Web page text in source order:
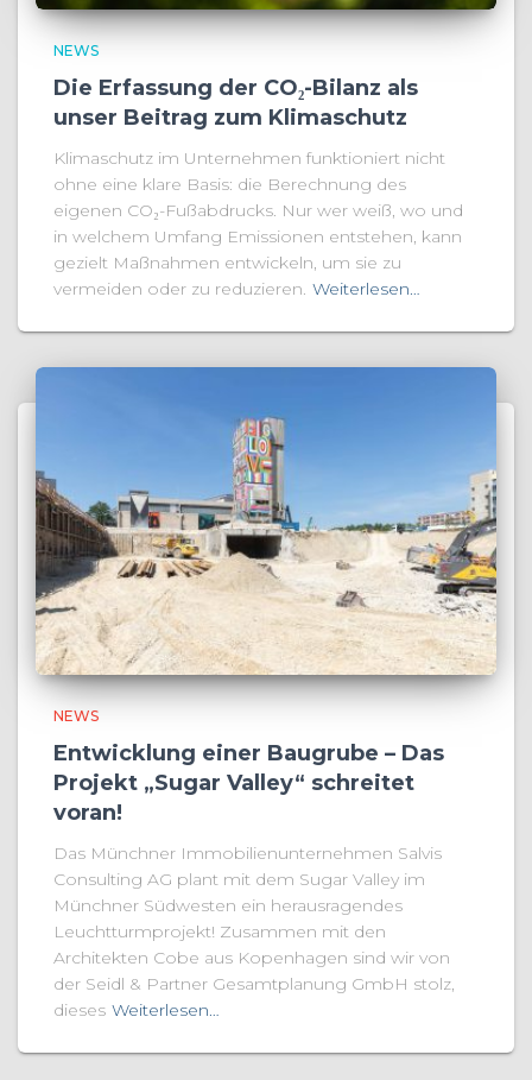
NEWS
Die Erfassung der CO₂-Bilanz als
unser Beitrag zum Klimaschutz
Klimaschutz im Unternehmen funktioniert nicht
ohne eine klare Basis: die Berechnung des
eigenen CO₂-Fußabdrucks. Nur wer weiß, wo und
in welchem Umfang Emissionen entstehen, kann
gezielt Maßnahmen entwickeln, um sie zu
vermeiden oder zu reduzieren. Weiterlesen…
NEWS
Entwicklung einer Baugrube – Das
Projekt „Sugar Valley“ schreitet
voran!
Das Münchner Immobilienunternehmen Salvis
Consulting AG plant mit dem Sugar Valley im
Münchner Südwesten ein herausragendes
Leuchtturmprojekt! Zusammen mit den
Architekten Cobe aus Kopenhagen sind wir von
der Seidl & Partner Gesamtplanung GmbH stolz,
dieses Weiterlesen…